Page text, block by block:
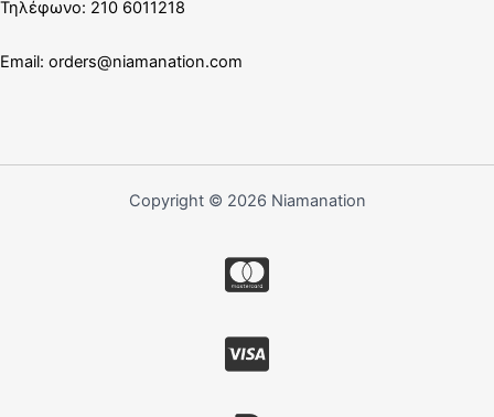
Τηλέφωνο: 210 6011218
Email: orders@niamanation.com
Copyright © 2026 Niamanation